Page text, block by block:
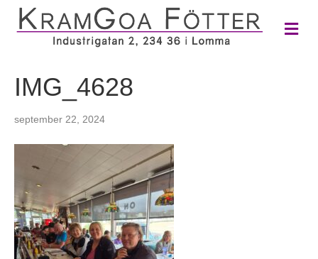
M
e
IMG_4628
september 22, 2024